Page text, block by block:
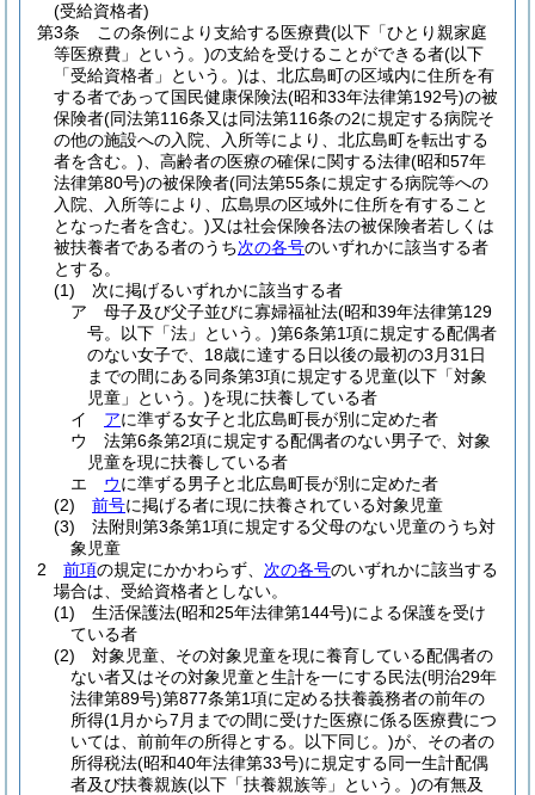
(受給資格者)
第3条
この条例により支給する医療費(以下「ひとり親家庭
等医療費」という。)の支給を受けることができる者(以下
「受給資格者」という。)は、北広島町の区域内に住所を有
する者であって国民健康保険法(昭和33年法律第192号)の被
保険者(同法第116条又は同法第116条の2に規定する病院そ
の他の施設への入院、入所等により、北広島町を転出する
者を含む。) 、高齢者の医療の確保に関する法律(昭和57年
法律第80号)の被保険者(同法第55条に規定する病院等への
入院、入所等により、広島県の区域外に住所を有すること
となった者を含む。)又は社会保険各法の被保険者若しくは
被扶養者である者のうち次の各号のいずれかに該当する者
とする。
(1)
次に掲げるいずれかに該当する者
ア
母子及び父子並びに寡婦福祉法(昭和39年法律第129
号。以下「法」という。)第6条第1項に規定する配偶者
のない女子で、18歳に達する日以後の最初の3月31日
までの間にある同条第3項に規定する児童(以下「対象
児童」という。)を現に扶養している者
イ
アに準ずる女子と北広島町長が別に定めた者
ウ
法第6条第2項に規定する配偶者のない男子で、対象
児童を現に扶養している者
エ
ウに準ずる男子と北広島町長が別に定めた者
(2)
前号に掲げる者に現に扶養されている対象児童
(3)
法附則第3条第1項に規定する父母のない児童のうち対
象児童
2
前項の規定にかかわらず、 次の各号のいずれかに該当する
場合は、受給資格者としない。
(1)
生活保護法(昭和25年法律第144号)による保護を受け
ている者
(2)
対象児童、その対象児童を現に養育している配偶者の
ない者又はその対象児童と生計を一にする民法(明治29年
法律第89号)第877条第1項に定める扶養義務者の前年の
所得(1月から7月までの間に受けた医療に係る医療費につ
いては、前前年の所得とする。以下同じ。)が、その者の
所得税法(昭和40年法律第33号)に規定する同一生計配偶
者及び扶養親族(以下「扶養親族等」という。)の有無及